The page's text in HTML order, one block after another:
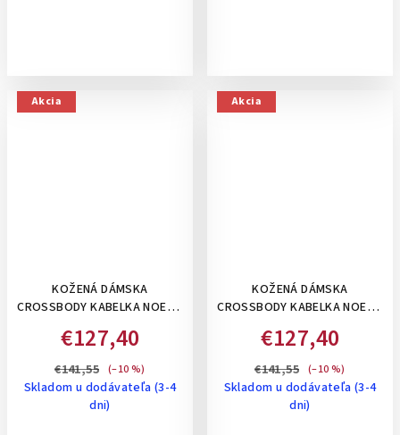
Akcia
KOŽENÁ DÁMSKA
CROSSBODY KABELKA NOELIA
STREDNE VEĽKÁ- ČIERNA
€127,40
€141,55 (–10 %)
Skladom u dodávateľa (3-4
dni)
Akcia
KOŽENÁ DÁMSKA
CROSSBODY KABELKA NOELIA
STREDNE VEĽKÁ- KOŇAKOVÁ
€127,40
€141,55 (–10 %)
Skladom u dodávateľa (3-4
dni)